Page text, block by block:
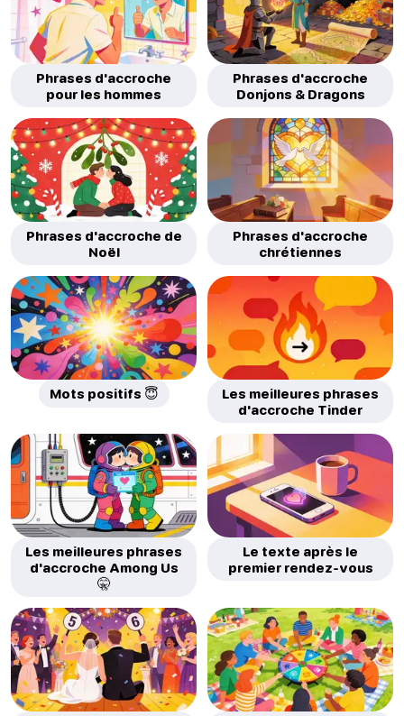
Phrases d'accroche
pour les hommes
Phrases d'accroche
Donjons & Dragons
Phrases d'accroche de
Noël
Phrases d'accroche
chrétiennes
Mots positifs 😇
Les meilleures phrases
d'accroche Tinder
Les meilleures phrases
d'accroche Among Us
🤫
Le texte après le
premier rendez-vous